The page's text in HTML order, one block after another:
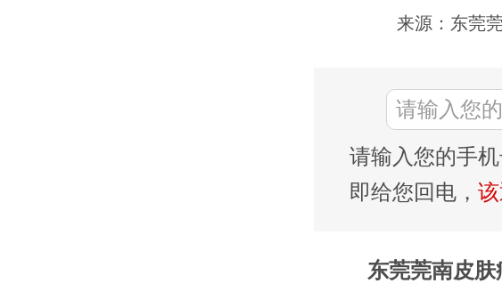
来源：东莞
请输入您的手
即给您回电，
东莞莞南皮